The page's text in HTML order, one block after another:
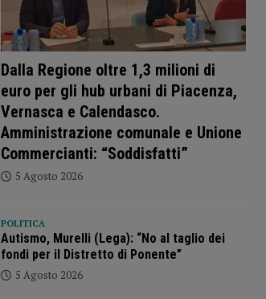
Dalla Regione oltre 1,3 milioni di
euro per gli hub urbani di Piacenza,
Vernasca e Calendasco.
Amministrazione comunale e Unione
Commercianti: “Soddisfatti”
5 Agosto 2026
POLITICA
Autismo, Murelli (Lega): “No al taglio dei
fondi per il Distretto di Ponente”
5 Agosto 2026